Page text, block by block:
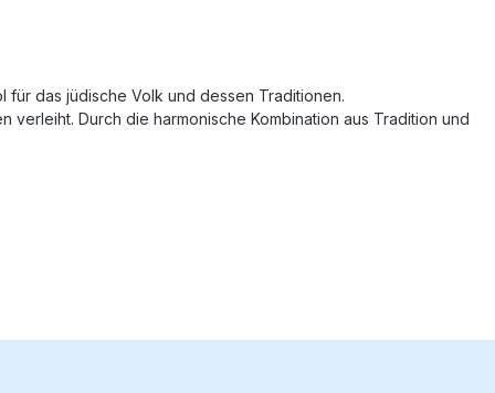
für das jüdische Volk und dessen Traditionen.
Durch die harmonische Kombination aus Tradition und